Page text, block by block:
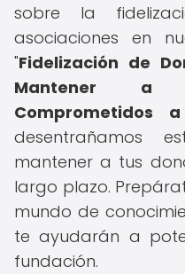
sobre la
asociaciones en
"Fidelización de
Mantener a
Comprometidos
desentrañamos
mantener a tus
largo plazo.
mundo de
te ayudarán a
fundación.